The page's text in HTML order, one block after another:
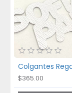
$365.00